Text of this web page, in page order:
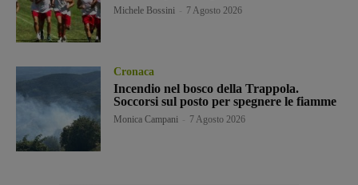
Michele Bossini 7 Agosto 2026
Cronaca
Incendio nel bosco della Trappola.
Soccorsi sul posto per spegnere le fiamme
Monica Campani 7 Agosto 2026